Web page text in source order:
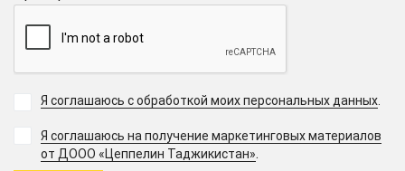
Я соглашаюсь с обработкой моих персональных данных.
Я соглашаюсь на получение маркетинговых материалов
от ДООО «Цеппелин Таджикистан».